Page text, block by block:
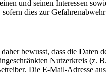
und seinen Interessen
dies zur
bewusst, dass die
Nutzerkreis (z.
Die E-Mail-Adresse